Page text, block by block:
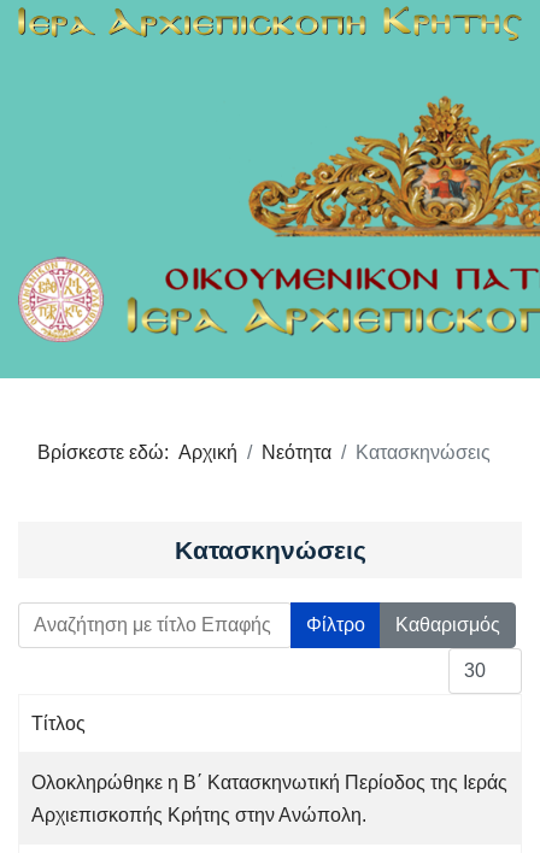
Βρίσκεστε εδώ: Αρχική Νεότητα Κατασκηνώσεις
Κατασκηνώσεις
Αναζήτηση με τίτλο Επαφής Φίλτρο
Καθαρισμός
Εμφάνιση
Τίτλος
Ολοκληρώθηκε η Β΄ Κατασκηνωτική Περίοδος της Ιεράς
Αρχιεπισκοπής Κρήτης στην Ανώπολη.